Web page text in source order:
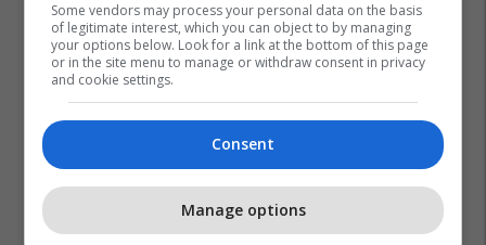
Some vendors may process your personal data on the basis
of legitimate interest, which you can object to by managing
your options below. Look for a link at the bottom of this page
or in the site menu to manage or withdraw consent in privacy
and cookie settings.
Consent
Manage options